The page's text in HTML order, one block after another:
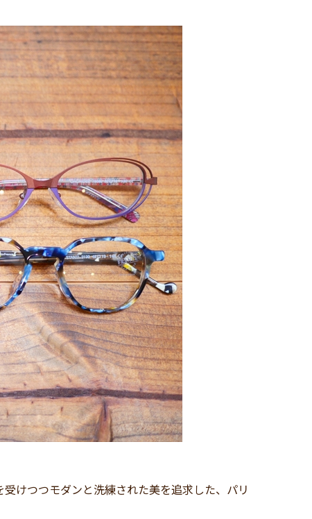
けつつモダンと洗練された美を追求した、パリ